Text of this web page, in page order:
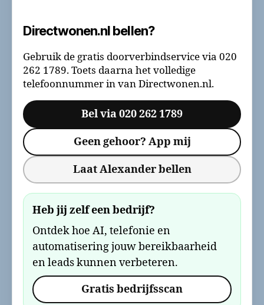
Directwonen.nl bellen?
Gebruik de gratis doorverbindservice via 020
262 1789. Toets daarna het volledige
telefoonnummer in van Directwonen.nl.
Bel via 020 262 1789
Geen gehoor? App mij
Laat Alexander bellen
Heb jij zelf een bedrijf?
Ontdek hoe AI, telefonie en
automatisering jouw bereikbaarheid
en leads kunnen verbeteren.
Gratis bedrijfsscan